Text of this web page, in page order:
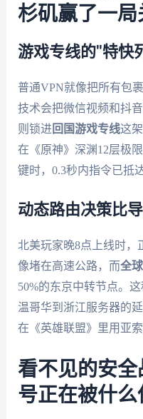
杉矶赢了一局
游戏专线的"特快
普通VPN就像把所有包
技术会把微信视频和抖
则锁进 回国游戏专线这
在《原神》深渊12层极
键时，0.3秒内指令已抵
动态路由决策比
北美玩家晚8点上线时，
像堵在高速公路，而全
50%的东京中转节点。这
温哥华到浙江服务器的
在《英雄联盟》里用亚
看不见的安
号正在被什么